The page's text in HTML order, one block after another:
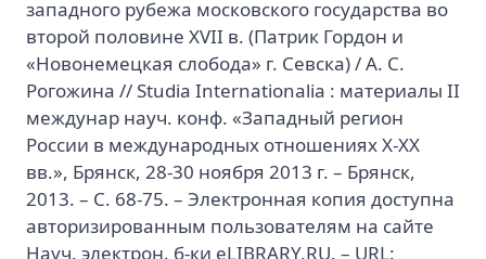
западного рубежа московского государства во
второй половине XVII в. (Патрик Гордон и
«Новонемецкая слобода» г. Севска) / А. С.
Рогожина // Studia Internationalia : материалы II
междунар науч. конф. «Западный регион
России в международных отношениях X-XX
вв.», Брянск, 28-30 ноября 2013 г. – Брянск,
2013. – С. 68-75. – Электронная копия доступна
авторизированным пользователям на сайте
Науч. электрон. б-ки eLIBRARY.RU. – URL: